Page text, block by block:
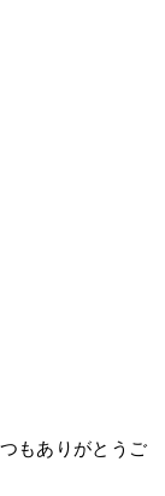
もありがとうご